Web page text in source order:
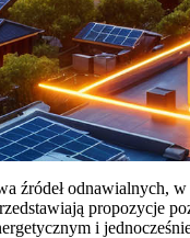
źródeł odnawialnych,
propozycje
i